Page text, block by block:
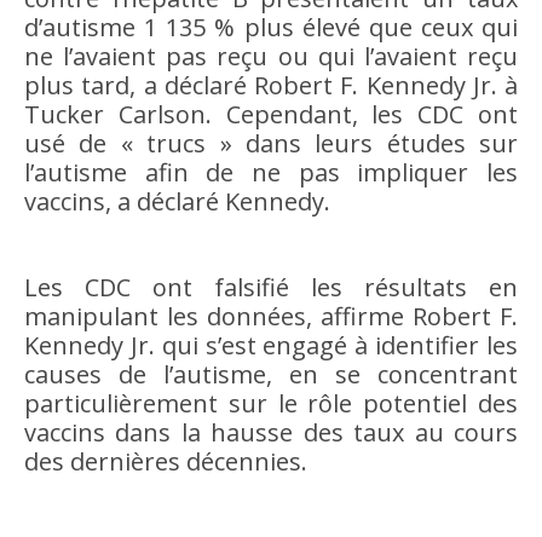
d’autisme 1 135 % plus élevé que ceux qui
ne l’avaient pas reçu ou qui l’avaient reçu
plus tard, a déclaré Robert F. Kennedy Jr. à
Tucker Carlson. Cependant, les CDC ont
usé de « trucs » dans leurs études sur
l’autisme afin de ne pas impliquer les
vaccins, a déclaré Kennedy.
Les CDC ont falsifié les résultats en
manipulant les données, affirme Robert F.
Kennedy Jr. qui s’est engagé à identifier les
causes de l’autisme, en se concentrant
particulièrement sur le rôle potentiel des
vaccins dans la hausse des taux au cours
des dernières décennies.